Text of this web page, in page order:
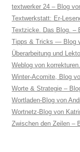
textwerker 24 – Blog
Textwerkstatt: Er-
Textzicke. Das Blog. –
Tipps & Tricks — Blog
Überarbeitung und
Weblog von
Winter-Acomite, Blog
Worte & Strategie –
Wortladen-Blog von
Wortnetz-Blog von
Zwischen den Zeilen –